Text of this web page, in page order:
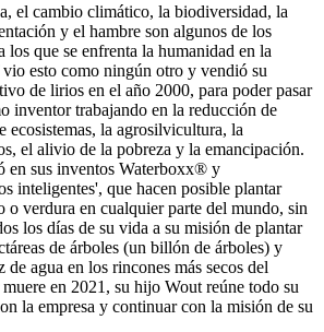
el cambio climático, la biodiversidad, la
y el hambre son algunos de los
los que se enfrenta la humanidad en la
esto como ningún otro y vendió su
de lirios en el año 2000, para poder pasar
inventor trabajando en la reducción de
ecosistemas, la agrosilvicultura, la
el alivio de la pobreza y la emancipación.
en sus inventos Waterboxx® y
inteligentes', que hacen posible plantar
o verdura en cualquier parte del mundo, sin
los días de su vida a su misión de plantar
de árboles (un billón de árboles) y
de agua en los rincones más secos del
en 2021, su hijo Wout reúne todo su
la empresa y continuar con la misión de su